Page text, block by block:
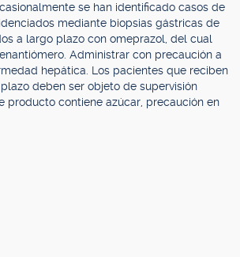
se han identificado casos de
mediante biopsias gástricas de
a largo plazo con omeprazol, del cual
Administrar con precaución a
hepática. Los pacientes que reciben
deben ser objeto de supervisión
producto contiene azúcar, precaución en